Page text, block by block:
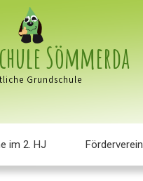
Sömmerda
Grundschule
im 2. HJ Förderverein